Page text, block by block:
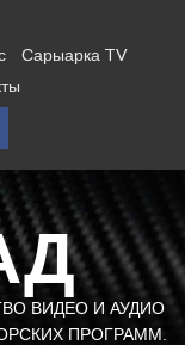
Сарыарка TV
ВИДЕО И АУДИО
ПРОГРАММ.